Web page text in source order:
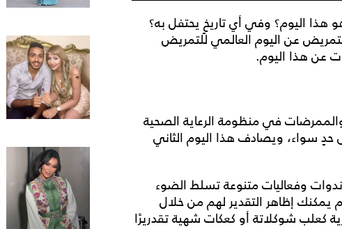
هذا اليوم؟ وفي أيتاريخٍ يحتفل به؟
عن اليوم العالمي للتمريض
عن هذا اليوم.
في منظومة الرعاية الصحية
سواء، ويصادف هذا اليوم الثاني
وفعاليات متنوعة تسلط الضوء
يمكنك إظاهر التقدير لهم من خلال
كعلب شوكلاتة أو كعكات شهية تقدريرًا